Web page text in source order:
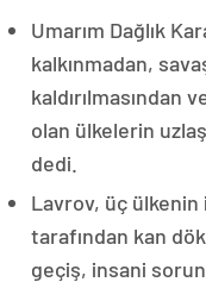
Umarım Dağlık
kalkınmadan,
kaldırılmasından
olan ülkelerin
dedi.
Lavrov, üç ülkenin
tarafından kan
geçiş, insani